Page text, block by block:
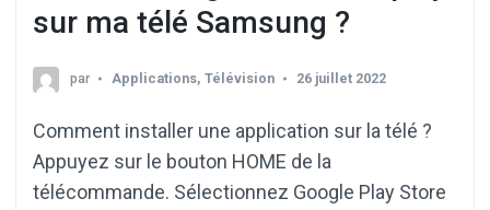
sur ma télé Samsung ?
par Applications, Télévision 26 juillet 2022
Comment installer une application sur la télé ?
Appuyez sur le bouton HOME de la
télécommande. Sélectionnez Google Play Store